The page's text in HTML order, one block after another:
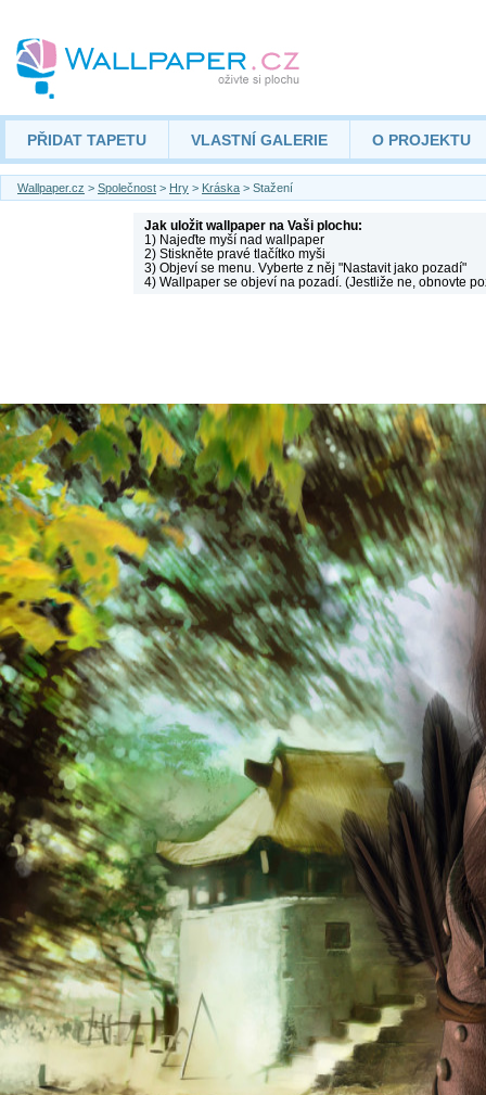
PŘIDAT TAPETU VLASTNÍ GALERIE O PROJEKTU
Wallpaper.cz > Společnost > Hry > Kráska > Stažení
Jak uložit wallpaper na Vaši plochu:
1) Najeďte myší nad wallpaper
2) Stiskněte pravé tlačítko myši
3) Objeví se menu. Vyberte z něj "Nastavit jako pozadí"
4) Wallpaper se objeví na pozadí. (Jestliže ne, obnovte